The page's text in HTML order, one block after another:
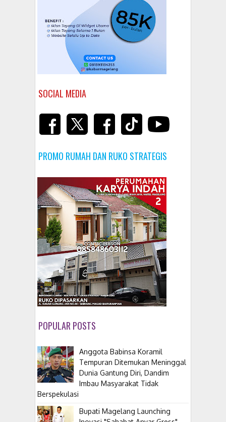
SOCIAL MEDIA
PROMO RUMAH DAN RUKO STRATEGIS
POPULAR POSTS
Anggota Babinsa Koramil
Tempuran Ditemukan Meninggal
Dunia Gantung Diri, Dandim
Imbau Masyarakat Tidak
Berspekulasi
Bupati Magelang Launching